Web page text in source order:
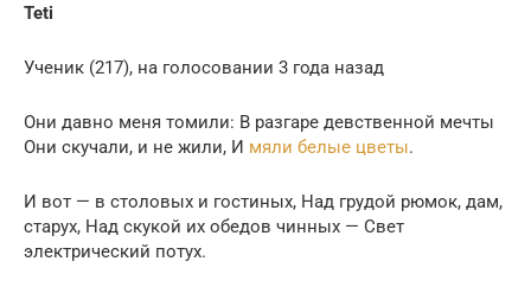
Teti
Ученик (217), на голосовании 3 года назад
Они давно меня томили: В разгаре девственной мечты
Они скучали, и не жили, И мяли белые цветы.
И вот — в столовых и гостиных, Над грудой рюмок, дам,
старух, Над скукой их обедов чинных — Свет
электрический потух.